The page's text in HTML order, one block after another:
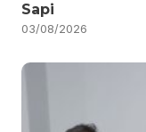
Sapi
03/08/2026